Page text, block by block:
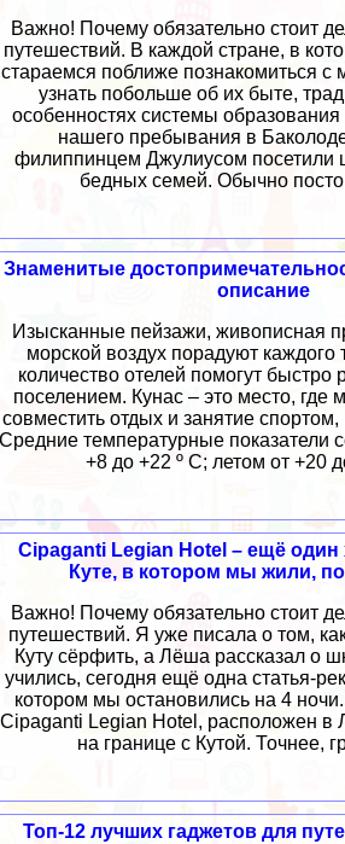
Важно! Почему обязательно стоит
путешествий. В каждой стране, в
стараемся поближе познакомиться
узнать побольше об их быте,
особенностях системы образования
нашего пребывания в
филиппинцем Джулиусом посетили
бедных семей. Обычно
Знаменитые
описание
Изысканные пейзажи, живописная
морской воздух порадуют каждого
количество отелей помогут быстро
поселением. Кунас – это место, где
совместить отдых и занятие
Средние температурные показатели
+8 до +22 º С; летом от +20
Cipaganti Legian Hotel – ещё
Куте, в котором мы жили,
Важно! Почему обязательно стоит
путешествий. Я уже писала о том,
Куту сёрфить, а Лёша рассказал о
учились, сегодня ещё одна статья-
котором мы остановились на 4
Cipaganti Legian Hotel, расположен в
на границе с Кутой. Точнее,
Топ-12 лучших гаджетов для